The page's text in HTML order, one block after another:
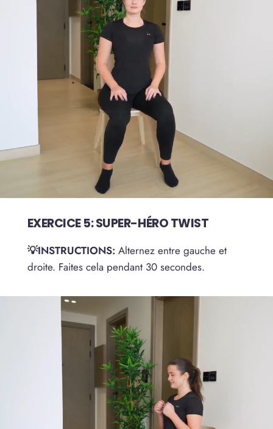
EXERCICE 5: SUPER-HÉRO TWIST
💡INSTRUCTIONS: Alternez entre gauche et
droite. Faites cela pendant 30 secondes.